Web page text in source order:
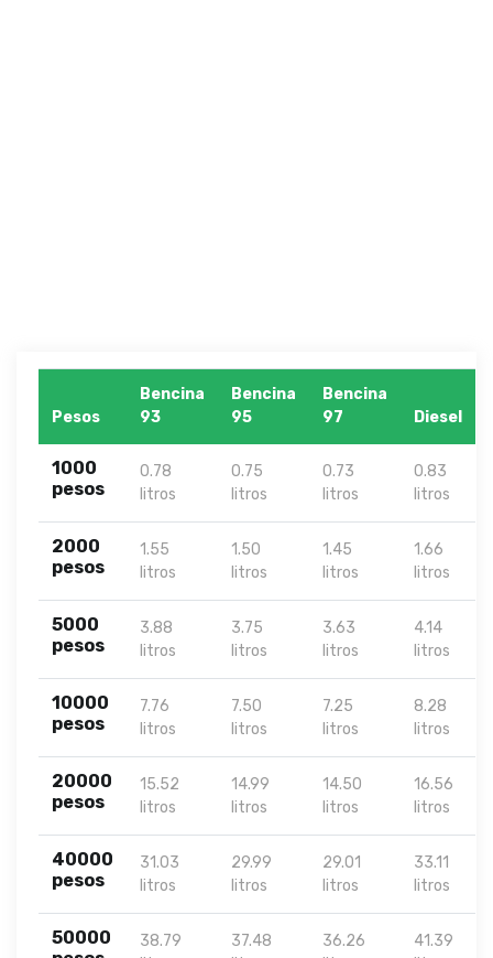
Pesos
Bencina
93
Bencina
95
Bencina
97
Diesel
1000
pesos
0.78
litros
0.75
litros
0.73
litros
0.83
litros
2000
pesos
1.55
litros
1.50
litros
1.45
litros
1.66
litros
5000
pesos
3.88
litros
3.75
litros
3.63
litros
4.14
litros
10000
pesos
7.76
litros
7.50
litros
7.25
litros
8.28
litros
20000
pesos
15.52
litros
14.99
litros
14.50
litros
16.56
litros
40000
pesos
31.03
litros
29.99
litros
29.01
litros
33.11
litros
50000
38.79
37.48
36.26
41.39